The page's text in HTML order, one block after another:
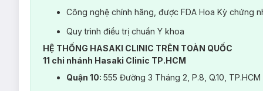
Công nghệ chính hãng, được FDA Hoa Kỳ chứng
Quy trình điều trị chuẩn Y khoa
HỆ THỐNG HASAKI CLINIC TRÊN TOÀN QUỐC
11 chi nhánh Hasaki Clinic TP.HCM
Quận 10: 555 Đường 3 Tháng 2, P.8, Q.10, TP.HCM